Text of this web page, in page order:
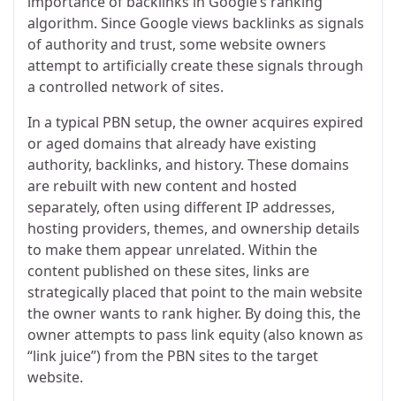
algorithm. Since Google views backlinks as signals
of authority and trust, some website owners
attempt to artificially create these signals through
a controlled network of sites.
In a typical PBN setup, the owner acquires expired
or aged domains that already have existing
authority, backlinks, and history. These domains
are rebuilt with new content and hosted
separately, often using different IP addresses,
hosting providers, themes, and ownership details
to make them appear unrelated. Within the
content published on these sites, links are
strategically placed that point to the main website
the owner wants to rank higher. By doing this, the
owner attempts to pass link equity (also known as
“link juice”) from the PBN sites to the target
website.